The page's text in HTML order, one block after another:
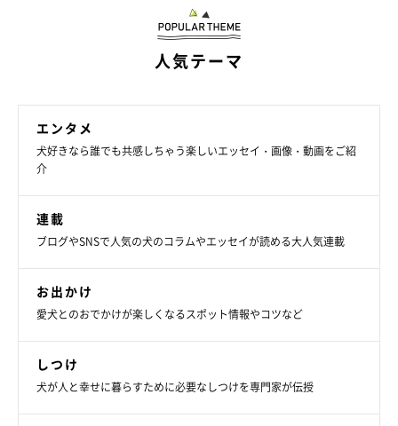
人気テーマ
エンタメ
犬好きなら誰でも共感しちゃう楽しいエッセイ・画像・動画をご紹
介
連載
ブログやSNSで人気の犬のコラムやエッセイが読める大人気連載
お出かけ
愛犬とのおでかけが楽しくなるスポット情報やコツなど
しつけ
犬が人と幸せに暮らすために必要なしつけを専門家が伝授